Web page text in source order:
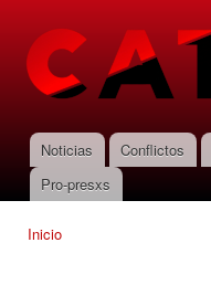
CNT-AIT
Granada
Menú principal
Noticias Conflictos
Pro-presxs
Inicio